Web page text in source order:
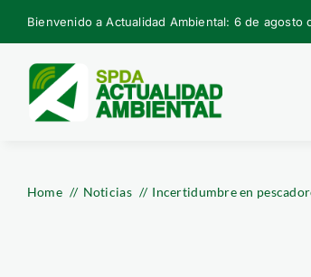
Skip
to
content
Bienvenido a Actualidad Ambiental: 6 de agosto
Home Noticias Incertidumbre en